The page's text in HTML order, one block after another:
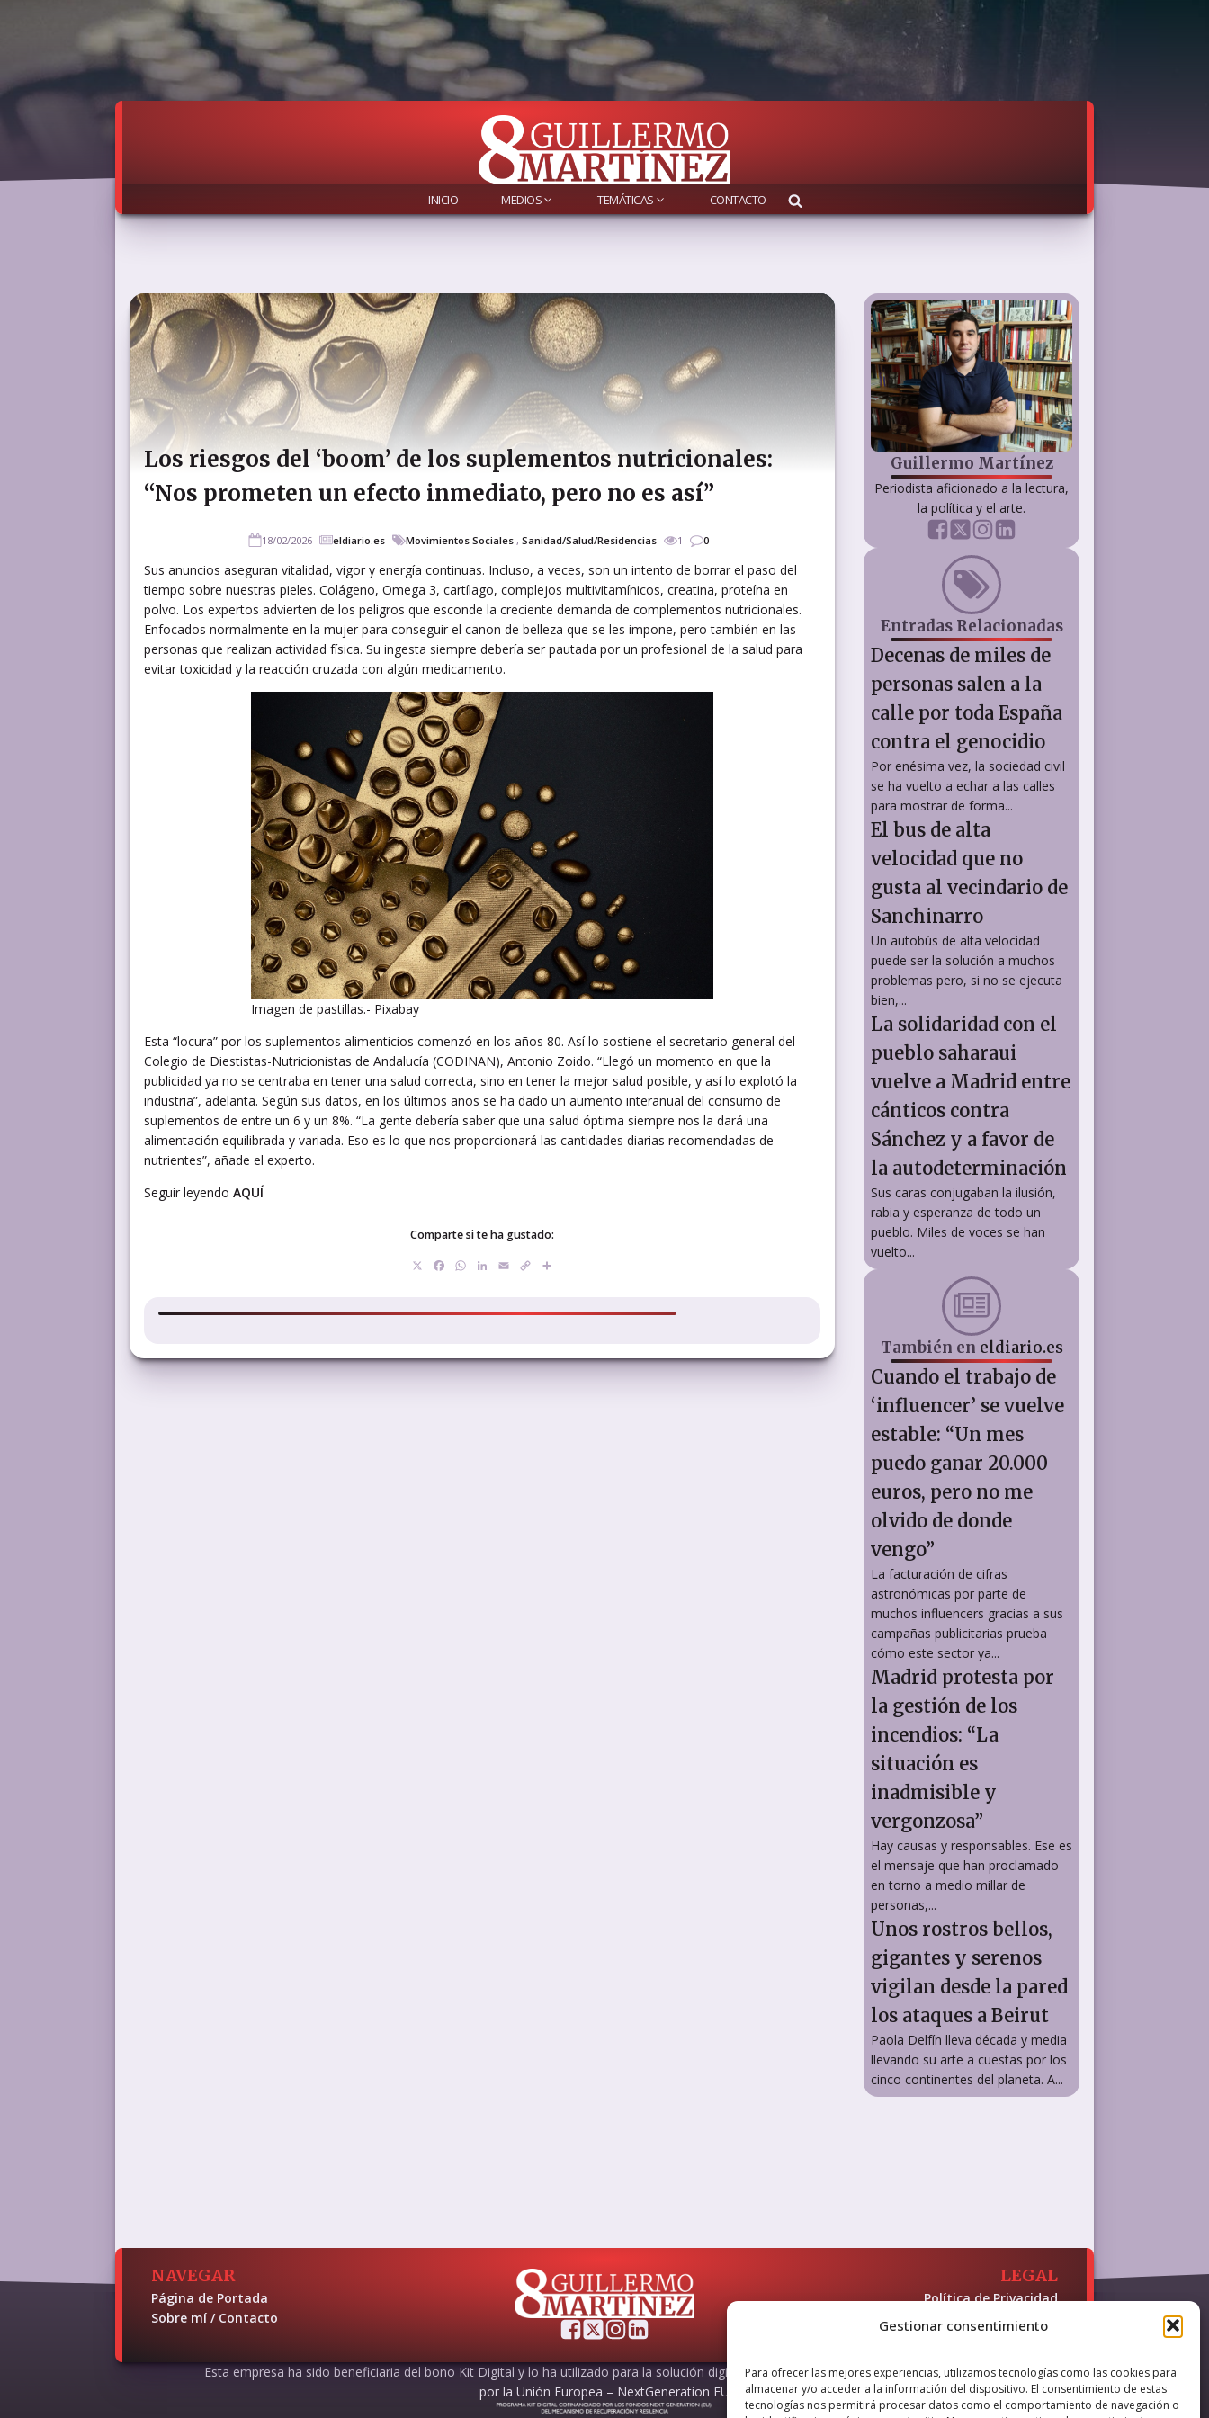
Gestionar consentimiento
Para ofrecer las mejores experiencias, utilizamos tecnologías como las cookies para
almacenar y/o acceder a la información del dispositivo. El consentimiento de estas
tecnologías nos permitirá procesar datos como el comportamiento de navegación o
INICIO MEDIOS TEMÁTICAS CONTACTO
Los riesgos del ‘boom’ de los suplementos nutricionales:
“Nos prometen un efecto inmediato, pero no es así”
18/02/2026 eldiario.es Movimientos Sociales , Sanidad/Salud/Residencias 1 0
Sus anuncios aseguran vitalidad, vigor y energía continuas. Incluso, a veces, son un intento de borrar el paso del
tiempo sobre nuestras pieles. Colágeno, Omega 3, cartílago, complejos multivitamínicos, creatina, proteína en
polvo. Los expertos advierten de los peligros que esconde la creciente demanda de complementos nutricionales.
Enfocados normalmente en la mujer para conseguir el canon de belleza que se les impone, pero también en las
personas que realizan actividad física. Su ingesta siempre debería ser pautada por un profesional de la salud para
evitar toxicidad y la reacción cruzada con algún medicamento.
Imagen de pastillas.- Pixabay
Esta “locura” por los suplementos alimenticios comenzó en los años 80. Así lo sostiene el secretario general del
Colegio de Diestistas-Nutricionistas de Andalucía (CODINAN), Antonio Zoido. “Llegó un momento en que la
publicidad ya no se centraba en tener una salud correcta, sino en tener la mejor salud posible, y así lo explotó la
industria”, adelanta. Según sus datos, en los últimos años se ha dado un aumento interanual del consumo de
suplementos de entre un 6 y un 8%. “La gente debería saber que una salud óptima siempre nos la dará una
alimentación equilibrada y variada. Eso es lo que nos proporcionará las cantidades diarias recomendadas de
nutrientes”, añade el experto.
Seguir leyendo AQUÍ
Comparte si te ha gustado:
Facebook
WhatsApp
LinkedIn
EmailCopy
Guillermo Martínez
Periodista aficionado a la lectura,
la política y el arte.
Entradas Relacionadas
Decenas de miles de
personas salen a la
calle por toda España
contra el genocidio
Por enésima vez, la sociedad civil
se ha vuelto a echar a las calles
para mostrar de forma...
El bus de alta
velocidad que no
gusta al vecindario de
Sanchinarro
Un autobús de alta velocidad
puede ser la solución a muchos
problemas pero, si no se ejecuta
bien,...
La solidaridad con el
pueblo saharaui
vuelve a Madrid entre
cánticos contra
Sánchez y a favor de
la autodeterminación
Sus caras conjugaban la ilusión,
rabia y esperanza de todo un
pueblo. Miles de voces se han
vuelto...
También en eldiario.es
Cuando el trabajo de
‘influencer’ se vuelve
estable: “Un mes
puedo ganar 20.000
euros, pero no me
olvido de donde
vengo”
La facturación de cifras
astronómicas por parte de
muchos influencers gracias a sus
campañas publicitarias prueba
cómo este sector ya...
Madrid protesta por
la gestión de los
incendios: “La
situación es
inadmisible y
vergonzosa”
Hay causas y responsables. Ese es
el mensaje que han proclamado
en torno a medio millar de
personas,...
Unos rostros bellos,
gigantes y serenos
vigilan desde la pared
los ataques a Beirut
Paola Delfín lleva década y media
llevando su arte a cuestas por los
cinco continentes del planeta. A...
NAVEGAR
Página de Portada
Sobre mí / Contacto
LEGAL
Política de Privacidad
Política de Cookies
Esta empresa ha sido beneficiaria del bono Kit Digital y lo ha utilizado para la solución digital: Sitio web y presencia en internet, financiado
por la Unión Europea – NextGeneration EU